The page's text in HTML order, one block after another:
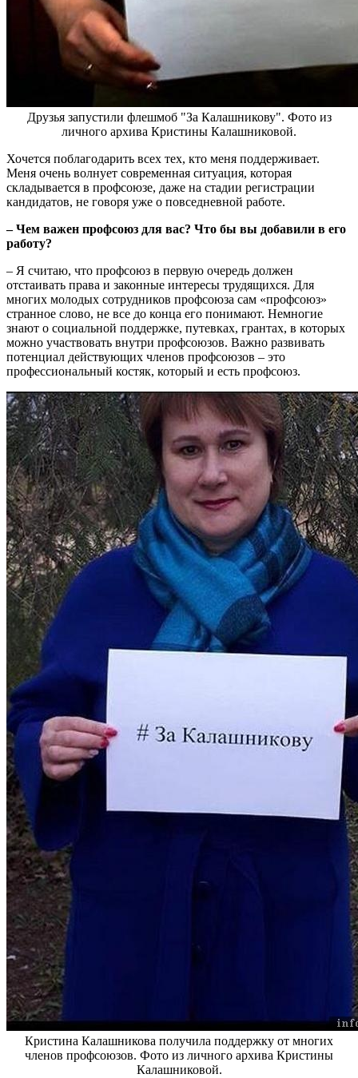
Друзья запустили флешмоб "За Калашникову". Фото из
личного архива Кристины Калашниковой.
Хочется поблагодарить всех тех, кто меня поддерживает.
Меня очень волнует современная ситуация, которая
складывается в профсоюзе, даже на стадии регистрации
кандидатов, не говоря уже о повседневной работе.
– Чем важен профсоюз для вас? Что бы вы добавили в его
работу?
– Я считаю, что профсоюз в первую очередь должен
отстаивать права и законные интересы трудящихся. Для
многих молодых сотрудников профсоюза сам «профсоюз»
странное слово, не все до конца его понимают. Немногие
знают о социальной поддержке, путевках, грантах, в которых
можно участвовать внутри профсоюзов. Важно развивать
потенциал действующих членов профсоюзов – это
профессиональный костяк, который и есть профсоюз.
Кристина Калашникова получила поддержку от многих
членов профсоюзов. Фото из личного архива Кристины
Калашниковой.